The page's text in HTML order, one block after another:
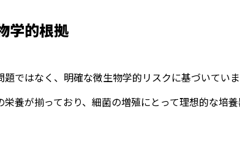
学的根拠
ではなく、明確な微生物学的リスクに基づいていま
養が揃っており、細菌の増殖にとって理想的な培